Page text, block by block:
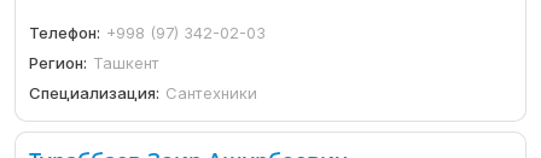
Телефон: +998 (97) 342-02-03
Регион: Ташкент
Специализация: Сантехники